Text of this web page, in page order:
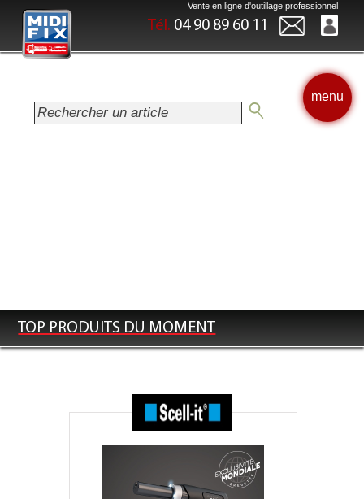
Vente en ligne d'outillage professionnel
Tél. 04 90 89 60 11
menu
TOP PRODUITS DU MOMENT